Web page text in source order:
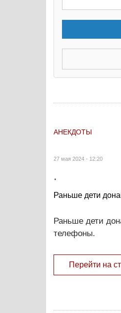
АНЕКДОТЫ
27 мая 2024 - 12:20
.
Раньше дети
Раньше дети
телефоны.
Перейти на